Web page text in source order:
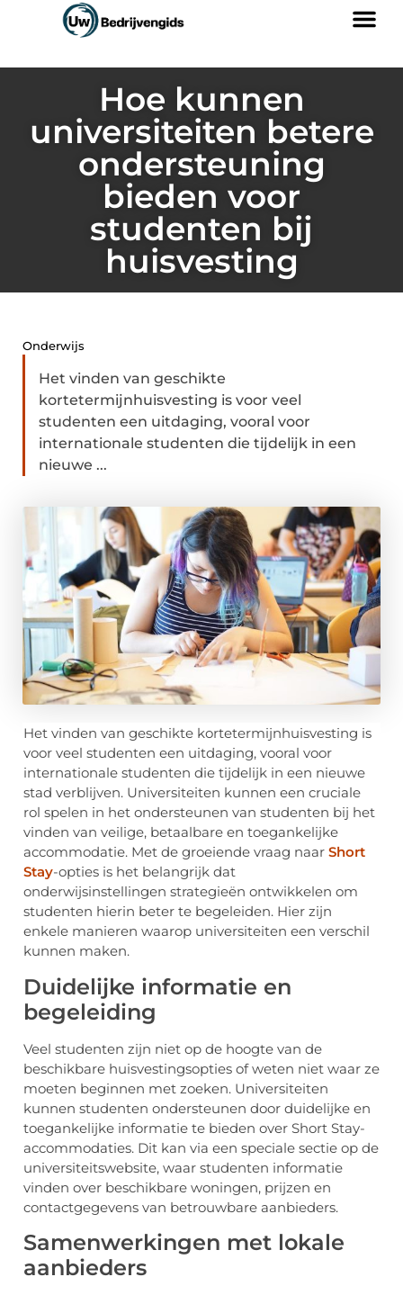
Hoe kunnen
universiteiten betere
ondersteuning
bieden voor
studenten bij
huisvesting
Onderwijs
Het vinden van geschikte
kortetermijnhuisvesting is voor veel
studenten een uitdaging, vooral voor
internationale studenten die tijdelijk in een
nieuwe ...
Het vinden van geschikte kortetermijnhuisvesting is
voor veel studenten een uitdaging, vooral voor
internationale studenten die tijdelijk in een nieuwe
stad verblijven. Universiteiten kunnen een cruciale
rol spelen in het ondersteunen van studenten bij het
vinden van veilige, betaalbare en toegankelijke
accommodatie. Met de groeiende vraag naar Short
Stay-opties is het belangrijk dat
onderwijsinstellingen strategieën ontwikkelen om
studenten hierin beter te begeleiden. Hier zijn
enkele manieren waarop universiteiten een verschil
kunnen maken.
Duidelijke informatie en
begeleiding
Veel studenten zijn niet op de hoogte van de
beschikbare huisvestingsopties of weten niet waar ze
moeten beginnen met zoeken. Universiteiten
kunnen studenten ondersteunen door duidelijke en
toegankelijke informatie te bieden over Short Stay-
accommodaties. Dit kan via een speciale sectie op de
universiteitswebsite, waar studenten informatie
vinden over beschikbare woningen, prijzen en
contactgegevens van betrouwbare aanbieders.
Samenwerkingen met lokale
aanbieders